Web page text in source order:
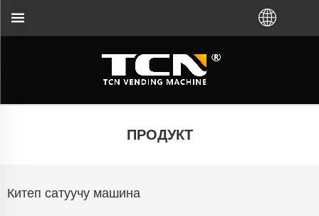
ПРОДУКТ
Китеп сатуучу машина
же жергиликтүү дистрибьютордон